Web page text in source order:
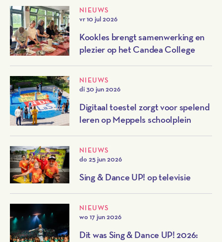
NIEUWS
vr 10 jul 2026
Kookles brengt samenwerking en
plezier op het Candea College
NIEUWS
di 30 jun 2026
Digitaal toestel zorgt voor spelend
leren op Meppels schoolplein
NIEUWS
do 25 jun 2026
Sing & Dance UP! op televisie
NIEUWS
wo 17 jun 2026
Dit was Sing & Dance UP! 2026: